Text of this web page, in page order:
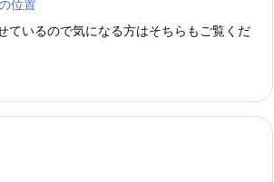
位置
ているので気になる方はそちらもご覧くだ